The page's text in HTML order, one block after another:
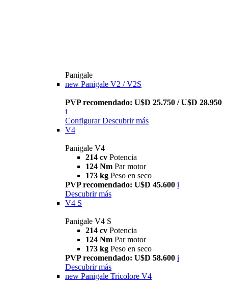
Panigale
new Panigale V2 / V2S
PVP recomendado: U$D 25.750 / U$D 28.950
i
Configurar Descubrir más
V4
Panigale V4
214 cv Potencia
124 Nm Par motor
173 kg Peso en seco
PVP recomendado: U$D 45.600 i
Descubrir más
V4 S
Panigale V4 S
214 cv Potencia
124 Nm Par motor
173 kg Peso en seco
PVP recomendado: U$D 58.600 i
Descubrir más
new Panigale Tricolore V4